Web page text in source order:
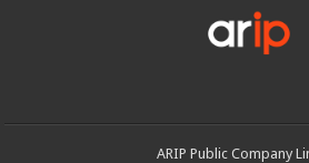
ARIP Public Company